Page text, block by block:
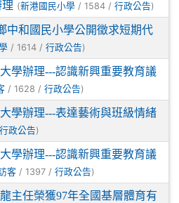
(新港國民小學 / 1584 / 行政公告)
中和國民小學公開徵求短期代
/ 1614 / 行政公告)
學辦理---認識新興重要教育議
/ 1628 / 行政公告)
學辦理---表達藝術與班級情緒
行政公告)
學辦理---認識新興重要教育議
客 / 1397 / 行政公告)
主任榮獲97年全國基層體育有